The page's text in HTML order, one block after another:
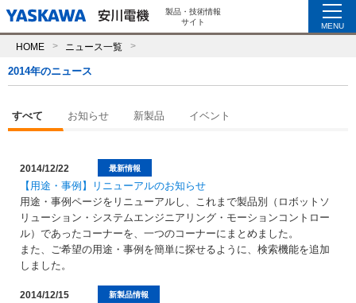
製品・技術情報
サイト
MENU
HOME ニュース一覧
2014年のニュース
すべて お知らせ 新製品 イベント
最新情報
2014/12/22
【​用途・事例】リニューアルのお知らせ
用途・事例ページをリニューアルし、これまで製品別（ロボットソ
リューション・システムエンジニアリング・モーションコントロー
ル） であったコーナーを、一つのコーナーにまとめました。
また、ご希望の用途・事例を簡単に探せるように、検索機能を追加
しました。
新製品情報
2014/12/15